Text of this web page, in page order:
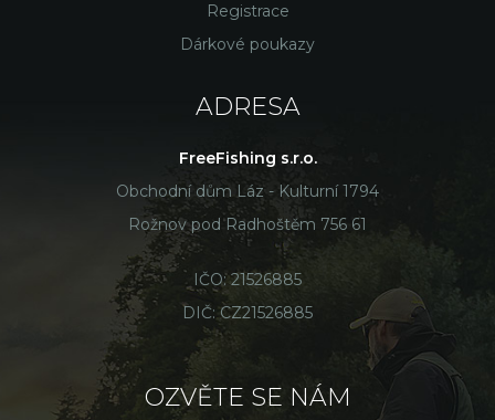
Registrace
Dárkové poukazy
ADRESA
FreeFishing s.r.o.
Obchodní dům Láz - Kulturní 1794
Rožnov pod Radhoštěm 756 61
IČO: 21526885
DIČ: CZ21526885
OZVĚTE SE NÁM